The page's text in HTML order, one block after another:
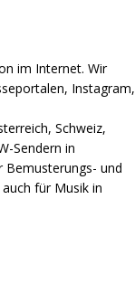
im Internet. Wir
Instagram,
Schweiz,
Sendern in
Bemusterungs- und
für Musik in